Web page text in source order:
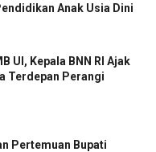
Anak Usia Dini
UI, Kepala BNN RI Ajak
Terdepan Perangi
Pertemuan Bupati